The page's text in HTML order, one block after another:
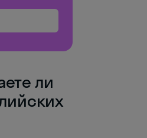
ли